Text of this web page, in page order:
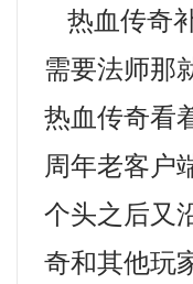
热血传奇
需要法师那
热血传奇看
周年老客户
个头之后又
奇和其他玩